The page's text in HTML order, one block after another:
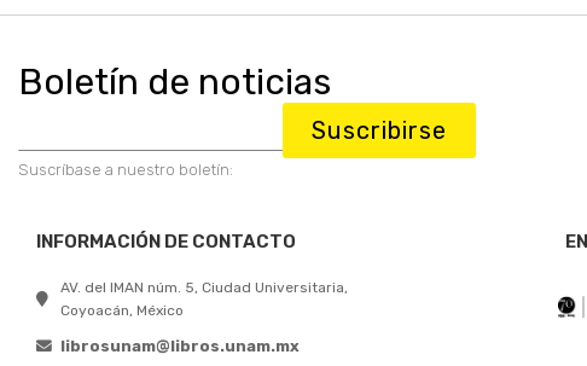
Boletín de noticias
Suscríbase a nuestro boletín:
Suscribirse
INFORMACIÓN DE CONTACTO
AV. del IMAN núm. 5, Ciudad Universitaria,
Coyoacán, México
librosunam@libros.unam.mx